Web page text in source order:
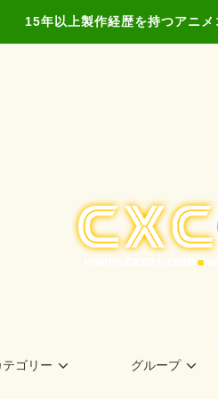
15年以上製作経歴を持つアニメ
テゴリー グループ